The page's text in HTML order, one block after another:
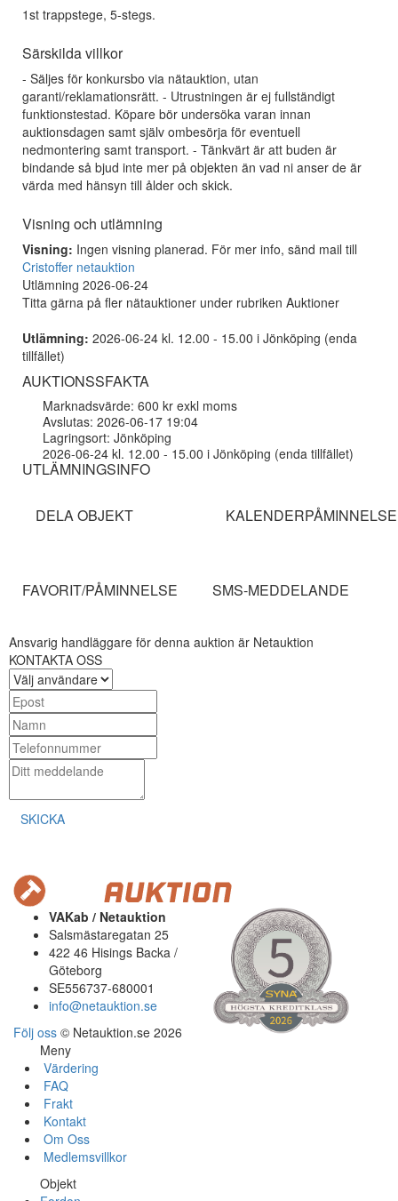
1st trappstege, 5-stegs.
Särskilda villkor
- Säljes för konkursbo via nätauktion, utan
garanti/reklamationsrätt. - Utrustningen är ej fullständigt
funktionstestad. Köpare bör undersöka varan innan
auktionsdagen samt själv ombesörja för eventuell
nedmontering samt transport. - Tänkvärt är att buden är
bindande så bjud inte mer på objekten än vad ni anser de är
värda med hänsyn till ålder och skick.
Visning och utlämning
Visning: Ingen visning planerad. För mer info, sänd mail till
Cristoffer netauktion
Utlämning 2026-06-24
Titta gärna på fler nätauktioner under rubriken Auktioner
Utlämning: 2026-06-24 kl. 12.00 - 15.00 i Jönköping (enda
tillfället)
AUKTIONSSFAKTA
Marknadsvärde: 600 kr exkl moms
Avslutas: 2026-06-17 19:04
Lagringsort: Jönköping
2026-06-24 kl. 12.00 - 15.00 i Jönköping (enda tillfället)
UTLÄMNINGSINFO
DELA OBJEKT KALENDERPÅMINNELSE
FAVORIT/PÅMINNELSE SMS-MEDDELANDE
Ansvarig handläggare för denna auktion är Netauktion
KONTAKTA OSS
SKICKA
VAKab / Netauktion
Salsmästaregatan 25
422 46 Hisings Backa /
Göteborg
SE556737-680001
info@netauktion.se
Följ oss © Netauktion.se 2026
Meny
Värdering
FAQ
Frakt
Kontakt
Om Oss
Medlemsvillkor
Objekt